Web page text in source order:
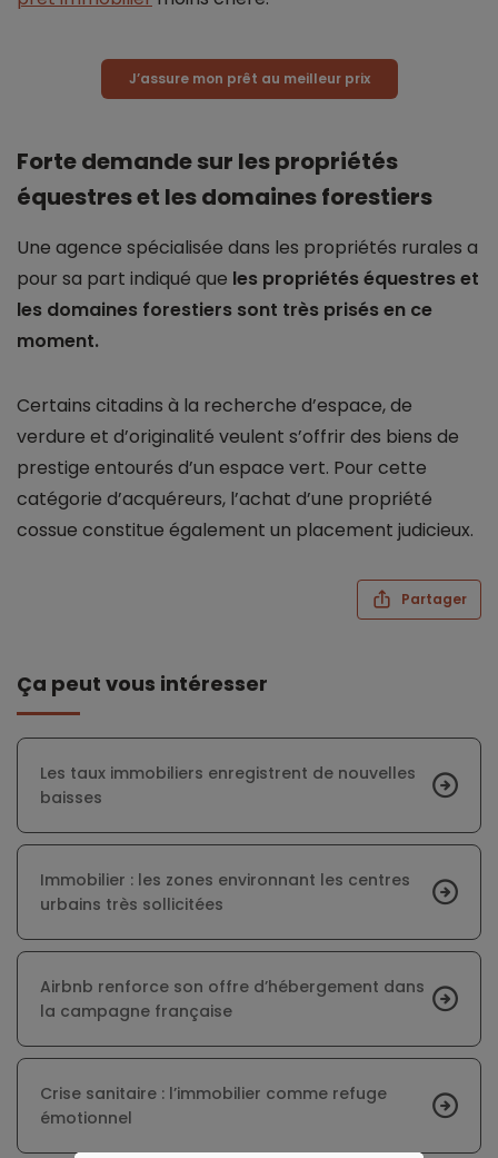
J’assure mon prêt au meilleur prix
Forte demande sur les propriétés
équestres et les domaines forestiers
Une agence spécialisée dans les propriétés rurales a
pour sa part indiqué que les propriétés équestres et
les domaines forestiers sont très prisés en ce
moment.
Certains citadins à la recherche d’espace, de
verdure et d’originalité veulent s’offrir des biens de
prestige entourés d’un espace vert. Pour cette
catégorie d’acquéreurs, l’achat d’une propriété
cossue constitue également un placement judicieux.
Partager
Ça peut vous intéresser
Les taux immobiliers enregistrent de nouvelles
baisses
Immobilier : les zones environnant les centres
urbains très sollicitées
Airbnb renforce son offre d’hébergement dans
la campagne française
Crise sanitaire : l’immobilier comme refuge
émotionnel